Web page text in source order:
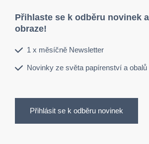
Přihlaste se k odběru novinek
obraze!
1 x měsíčně Newsletter
Novinky ze světa papírenství a obalů
Přihlásit se k odběru novinek